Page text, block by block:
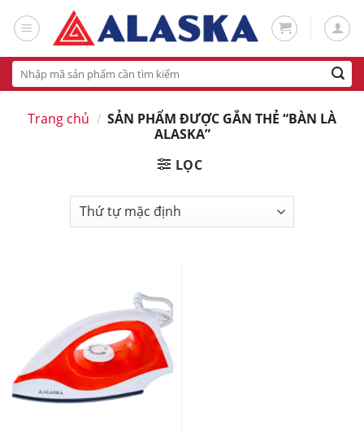
Tìm
kiếm:
Trang chủ / SẢN PHẨM ĐƯỢC GẮN THẺ “BÀN LÀ
ALASKA”
LỌC